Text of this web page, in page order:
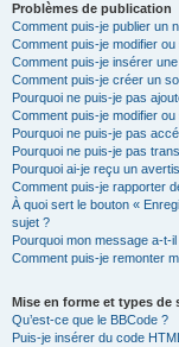
Problèmes de publication
Comment puis-je publier un
Comment puis-je modifier
Comment puis-je insérer
Comment puis-je créer un
Pourquoi ne puis-je pas
Comment puis-je modifier
Pourquoi ne puis-je pas
Pourquoi ne puis-je pas
Pourquoi ai-je reçu un
Comment puis-je rapporter
À quoi sert le bouton «
sujet ?
Pourquoi mon message a-t-
Comment puis-je remonter
Mise en forme et types de
Qu’est-ce que le BBCode ?
Puis-je insérer du code